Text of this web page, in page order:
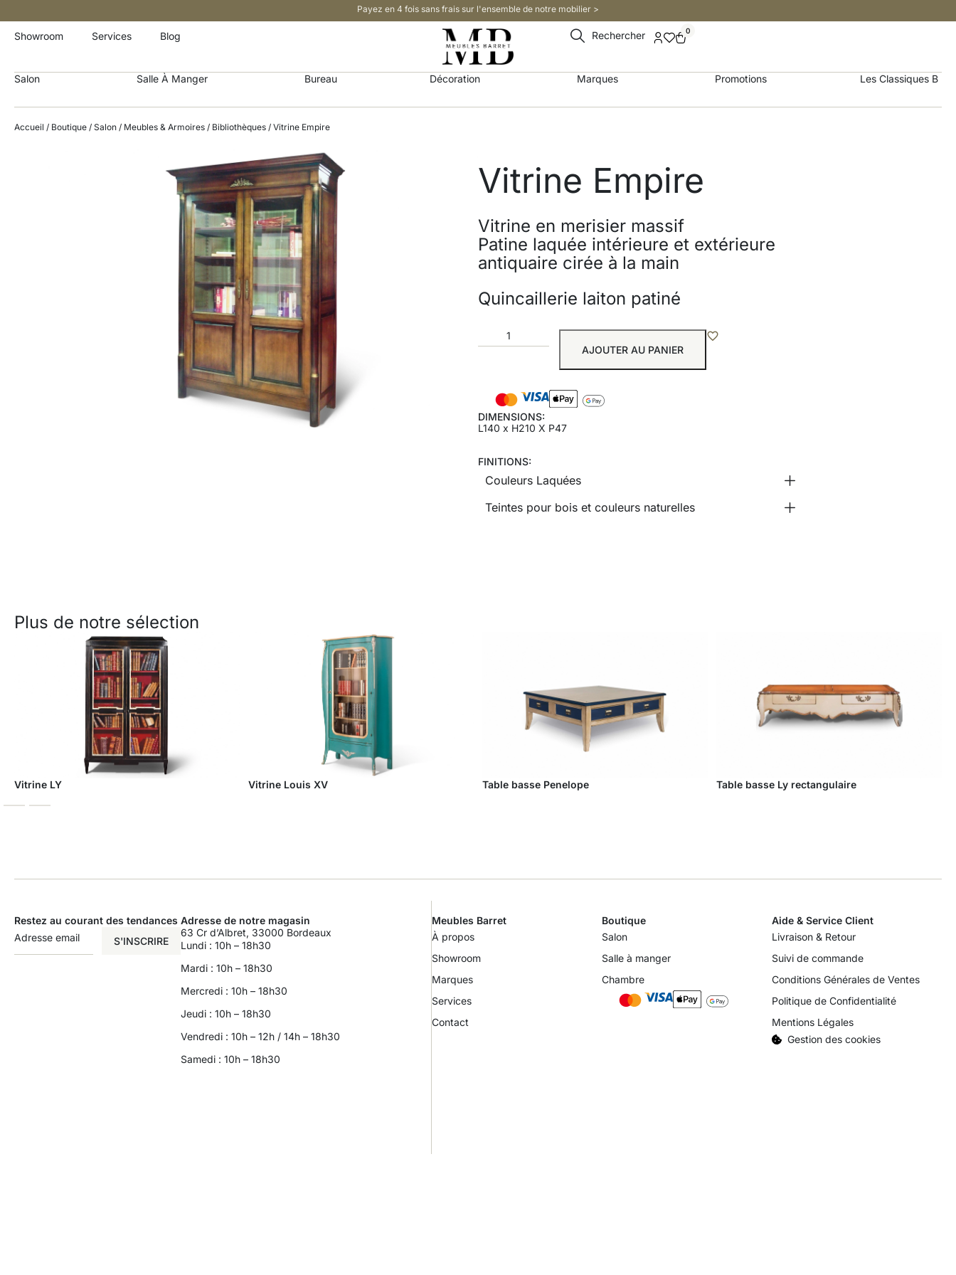
Payez en 4 fois sans frais sur l'ensemble de notre mobilier >​
Showroom Services Blog Rechercher 0
Salon Salle À Manger Bureau Décoration Marques Promotions Les Classiques B
Accueil / Boutique / Salon / Meubles & Armoires / Bibliothèques / Vitrine Empire
Vitrine Empire
Vitrine en merisier massif
Patine laquée intérieure et extérieure
antiquaire cirée à la main
Quincaillerie laiton patiné
AJOUTER AU PANIER
DIMENSIONS:
L140 x H210 X P47
FINITIONS:
Couleurs Laquées
Teintes pour bois et couleurs naturelles
Plus de notre sélection
Vitrine LY Vitrine Louis XV Table basse Penelope Table basse Ly rectangulaire
Restez au courant des tendances
S'INSCRIRE
Adresse de notre magasin
63 Cr d’Albret, 33000 Bordeaux
Lundi : 10h – 18h30
Mardi : 10h – 18h30
Mercredi : 10h – 18h30
Jeudi : 10h – 18h30
Vendredi : 10h – 12h / 14h – 18h30
Samedi : 10h – 18h30
Meubles Barret
À propos
Showroom
Marques
Services
Contact
Boutique
Salon
Salle à manger
Chambre
Aide & Service Client
Livraison & Retour
Suivi de commande
Conditions Générales de Ventes
Politique de Confidentialité
Mentions Légales
Gestion des cookies